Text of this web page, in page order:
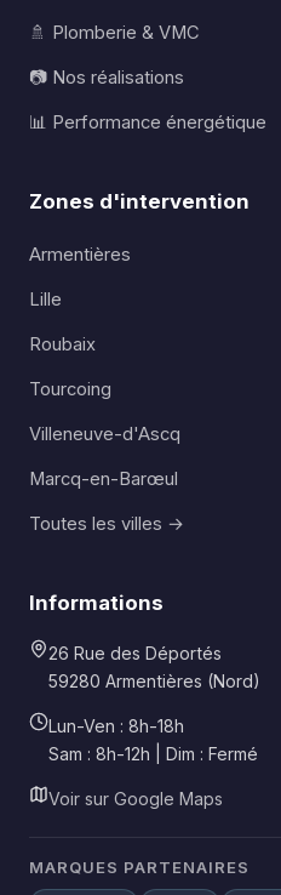
🚿 Plomberie & VMC
📷 Nos réalisations
📊 Performance énergétique
Zones d'intervention
Armentières
Lille
Roubaix
Tourcoing
Villeneuve-d'Ascq
Marcq-en-Barœul
Toutes les villes →
Informations
26 Rue des Déportés
59280 Armentières (Nord)
Lun-Ven : 8h-18h
Sam : 8h-12h | Dim : Fermé
Voir sur Google Maps
MARQUES PARTENAIRES